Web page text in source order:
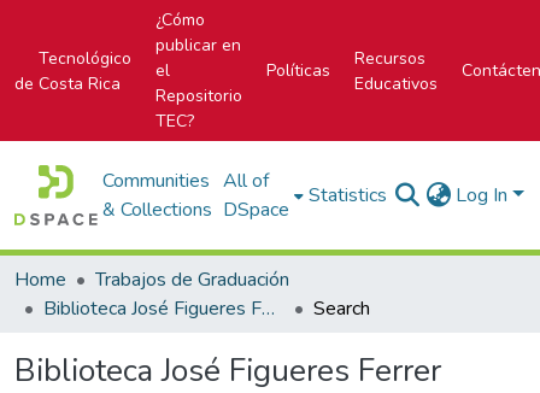
Tecnológico
de Costa Rica
¿Cómo
publicar en
el
Repositorio
TEC?
Políticas
Recursos
Educativos
Communities
& Collections
All of
DSpace
Statistics Log In
Home
Trabajos de Graduación
Biblioteca José Figueres Ferrer
Search
Biblioteca José Figueres Ferrer